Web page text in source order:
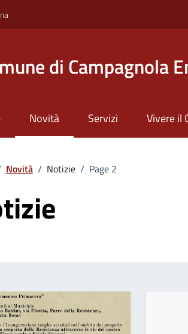
di Campagnola
Novità Servizi Vivere il
Novità / Notizie / Page 2